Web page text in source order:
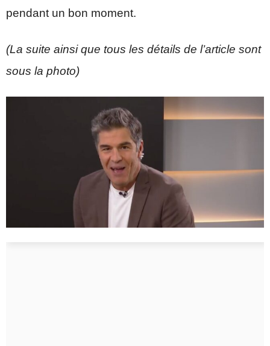
pendant un bon moment.
(La suite ainsi que tous les détails de l’article sont
sous la photo)